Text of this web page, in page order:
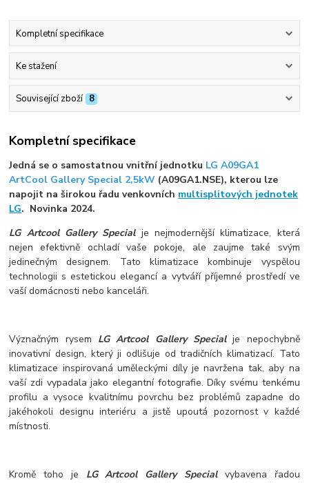
Kompletní specifikace
Ke stažení
Související zboží 8
Kompletní specifikace
Jedná se o samostatnou vnitřní jednotku LG A09GA1
ArtCool Gallery Special 2,5kW (A09GA1.NSE), kterou lze
napojit na širokou řadu venkovních multisplitových jednotek
LG. Novinka 2024.
LG Artcool Gallery Specialje nejmodernější klimatizace, která
nejen efektivně ochladí vaše pokoje, ale zaujme také svým
jedinečným designem. Tato klimatizace kombinuje vyspělou
technologii s estetickou elegancí a vytváří příjemné prostředí ve
vaší domácnosti nebo kanceláři.
Význačným rysem LG Artcool Gallery Specialje nepochybně
inovativní design, který ji odlišuje od tradičních klimatizací. Tato
klimatizace inspirovaná uměleckými díly je navržena tak, aby na
vaší zdi vypadala jako elegantní fotografie. Díky svému tenkému
profilu a vysoce kvalitnímu povrchu bez problémů zapadne do
jakéhokoli designu interiéru a jistě upoutá pozornost v každé
místnosti.
Kromě toho je LG Artcool Gallery Specialvybavena řadou